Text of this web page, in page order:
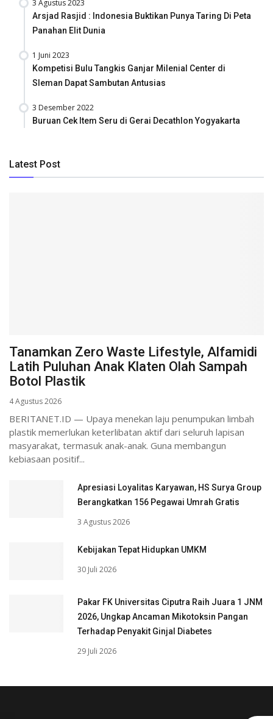
3 Agustus 2023
Arsjad Rasjid : Indonesia Buktikan Punya Taring Di Peta
Panahan Elit Dunia
1 Juni 2023
Kompetisi Bulu Tangkis Ganjar Milenial Center di
Sleman Dapat Sambutan Antusias
3 Desember 2022
Buruan Cek Item Seru di Gerai Decathlon Yogyakarta
Latest Post
Tanamkan Zero Waste Lifestyle, Alfamidi
Latih Puluhan Anak Klaten Olah Sampah
Botol Plastik
4 Agustus 2026
BERITANET.ID — Upaya menekan laju penumpukan limbah
plastik memerlukan keterlibatan aktif dari seluruh lapisan
masyarakat, termasuk anak-anak. Guna membangun
kebiasaan positif...
Apresiasi Loyalitas Karyawan, HS Surya Group
Berangkatkan 156 Pegawai Umrah Gratis
3 Agustus 2026
Kebijakan Tepat Hidupkan UMKM
30 Juli 2026
Pakar FK Universitas Ciputra Raih Juara 1 JNM
2026, Ungkap Ancaman Mikotoksin Pangan
Terhadap Penyakit Ginjal Diabetes
29 Juli 2026